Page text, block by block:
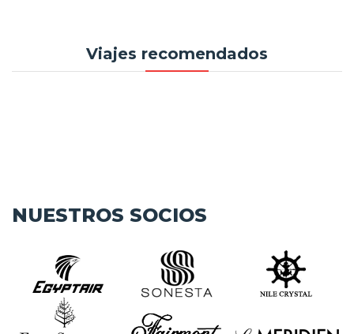
Viajes recomendados
NUESTROS SOCIOS